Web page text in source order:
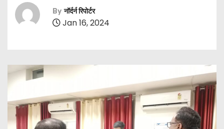
By नॉर्दर्न रिपोर्टर
Jan 16, 2024